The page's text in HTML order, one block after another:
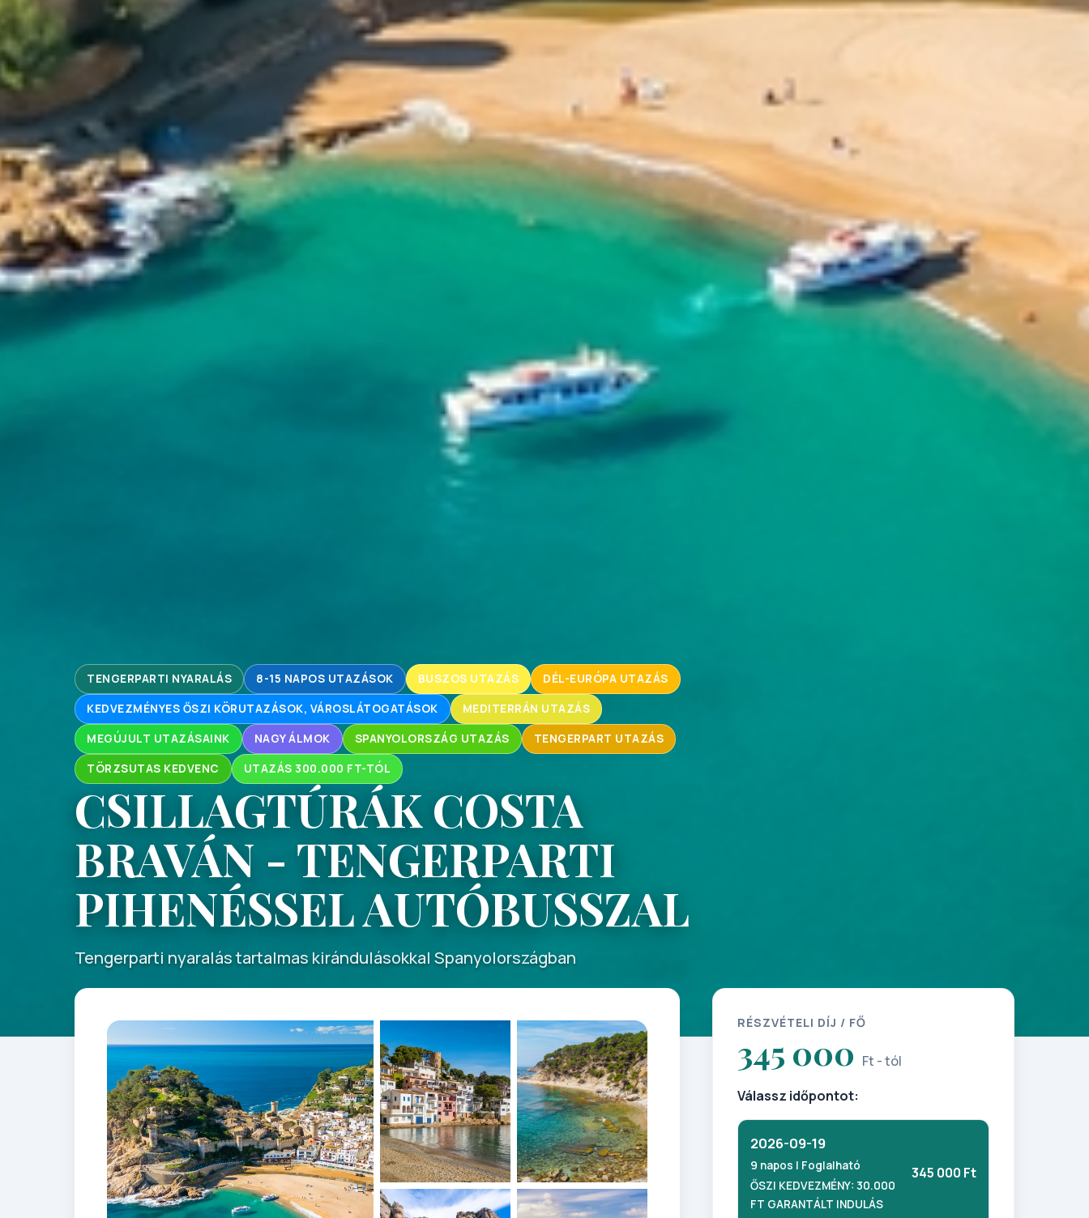
TENGERPARTI NYARALÁS 8-15 NAPOS UTAZÁSOK BUSZOS UTAZÁS DÉL-EURÓPA UTAZÁS
KEDVEZMÉNYES ŐSZI KÖRUTAZÁSOK, VÁROSLÁTOGATÁSOK MEDITERRÁN UTAZÁS
MEGÚJULT UTAZÁSAINK NAGY ÁLMOK SPANYOLORSZÁG UTAZÁS TENGERPART UTAZÁS
TÖRZSUTAS KEDVENC UTAZÁS 300.000 FT-TÓL
CSILLAGTÚRÁK COSTA
BRAVÁN - TENGERPARTI
PIHENÉSSEL AUTÓBUSSZAL
Tengerparti nyaralás tartalmas kirándulásokkal Spanyolországban
RÉSZVÉTELI DÍJ / FŐ
345 000 Ft - tól
Válassz időpontot:
2026-09-19
9 napos | Foglalható
ŐSZI KEDVEZMÉNY: 30.000
FT GARANTÁLT INDULÁS
345 000 Ft